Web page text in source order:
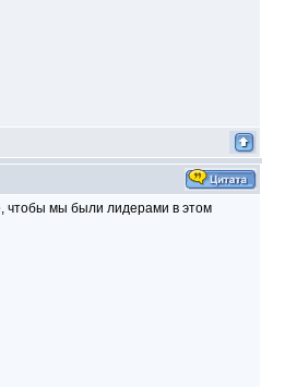
чтобы мы были лидерами в этом